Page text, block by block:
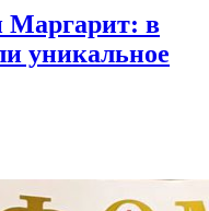
в
уникальное